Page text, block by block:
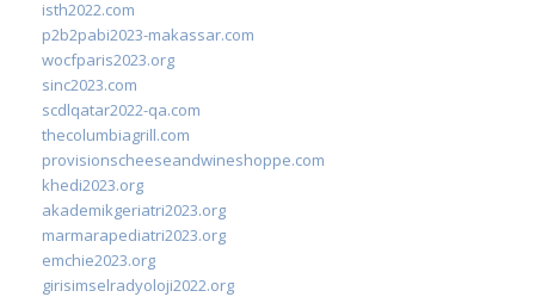
isth2022.com
p2b2pabi2023-makassar.com
wocfparis2023.org
sinc2023.com
scdlqatar2022-qa.com
thecolumbiagrill.com
provisionscheeseandwineshoppe.com
khedi2023.org
akademikgeriatri2023.org
marmarapediatri2023.org
emchie2023.org
girisimselradyoloji2022.org